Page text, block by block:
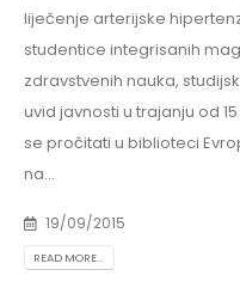
liječenje arterijske
studentice integrisanih
zdravstvenih nauka,
uvid javnosti u trajanju od
se pročitati u biblioteci
na...
19/09/2015
READ MORE...